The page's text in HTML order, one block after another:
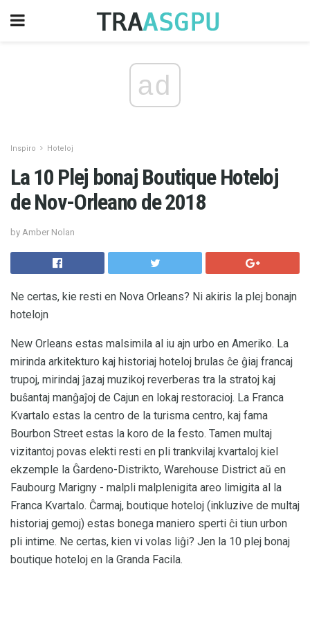
ad
Inspiro Hoteloj
La 10 Plej bonaj Boutique Hoteloj
de Nov-Orleano de 2018
by Amber Nolan
Ne certas, kie resti en Nova Orleans? Ni akiris la plej bonajn
hotelojn
New Orleans estas malsimila al iu ajn urbo en Ameriko. La
mirinda arkitekturo kaj historiaj hoteloj brulas ĉe ĝiaj francaj
trupoj, mirindaj ĵazaj muzikoj reverberas tra la stratoj kaj
buŝantaj manĝaĵoj de Cajun en lokaj restoracioj. La Franca
Kvartalo estas la centro de la turisma centro, kaj fama
Bourbon Street estas la koro de la festo. Tamen multaj
vizitantoj povas elekti resti en pli trankvilaj kvartaloj kiel
ekzemple la Ĝardeno-Distrikto, Warehouse District aŭ en
Faubourg Marigny - malpli malplenigita areo limigita al la
Franca Kvartalo. Ĉarmaj, boutique hoteloj (inkluzive de multaj
historiaj gemoj) estas bonega maniero sperti ĉi tiun urbon
pli intime. Ne certas, kien vi volas liĝi? Jen la 10 plej bonaj
boutique hoteloj en la Granda Facila.